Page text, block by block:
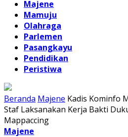
Majene
Mamuju
Olahraga
Parlemen
Pasangkayu
Pendidikan
Peristiwa
Beranda Majene Kadis Kominfo
Staf Laksanakan Kerja Bakti
Mappaccing
Majene